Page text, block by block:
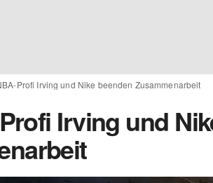
Profi Irving und Nike beenden Zusammenarbeit
Irving und